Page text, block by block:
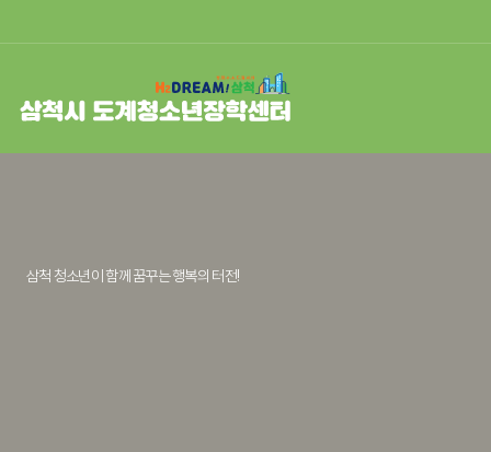
삼척 청소년이 함께 꿈꾸는행복의 터전!